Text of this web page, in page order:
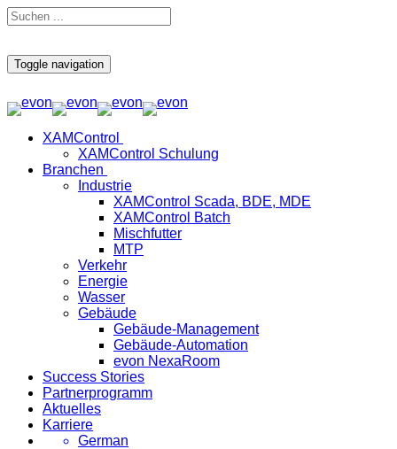
Toggle navigation
XAMControl
XAMControl Schulung
Branchen
Industrie
XAMControl Scada, BDE, MDE
XAMControl Batch
Mischfutter
MTP
Verkehr
Energie
Wasser
Gebäude
Gebäude-Management
Gebäude-Automation
evon NexaRoom
Success Stories
Partnerprogramm
Aktuelles
Karriere
German